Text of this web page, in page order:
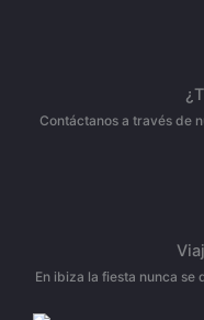
Contáctanos a través de
En ibiza la fiesta nunca se